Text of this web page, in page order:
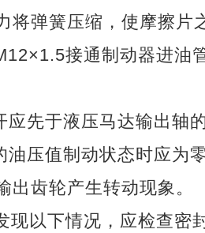
将弹簧压缩，使摩擦片
接通制动器进油
应先于液压马达输出轴
油压值制动状态时应为
出齿轮产生转动现象。
现以下情况，应检查密